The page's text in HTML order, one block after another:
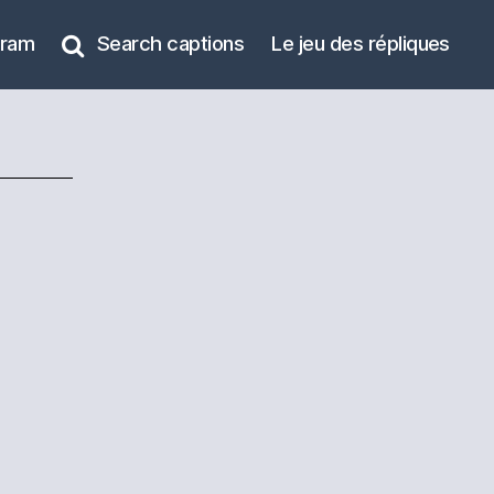
Search captions Le jeu des répliques